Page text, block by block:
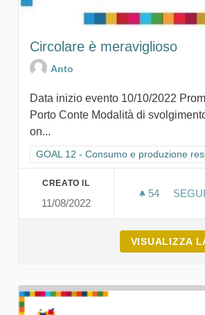
Circolare è meraviglioso
Anto
Data inizio evento 10/10/2022
Porto Conte Modalità di
on...
Filtra i risultati per categoria: GOAL
GOAL 12 - Consumo e produzione
CREATO IL
11/08/2022
54 54
SEGUI
VISUALIZZA